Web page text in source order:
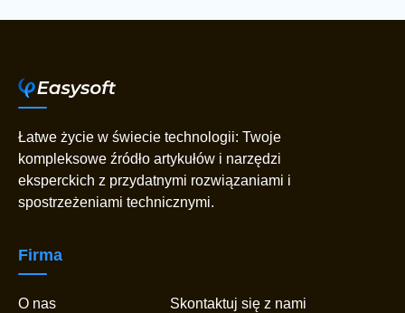
Łatwe życie w świecie technologii: Twoje
kompleksowe źródło artykułów i narzędzi
eksperckich z przydatnymi rozwiązaniami i
spostrzeżeniami technicznymi.
Firma
O nas
Skontaktuj się z nami